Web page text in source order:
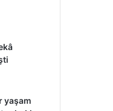
yaşam